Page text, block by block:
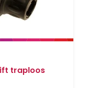
traploos